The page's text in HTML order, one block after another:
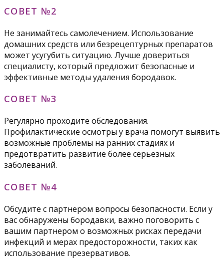
СОВЕТ №2
Не занимайтесь самолечением. Использование
домашних средств или безрецептурных препаратов
может усугубить ситуацию. Лучше довериться
специалисту, который предложит безопасные и
эффективные методы удаления бородавок.
СОВЕТ №3
Регулярно проходите обследования.
Профилактические осмотры у врача помогут выявить
возможные проблемы на ранних стадиях и
предотвратить развитие более серьезных
заболеваний.
СОВЕТ №4
Обсудите с партнером вопросы безопасности. Если у
вас обнаружены бородавки, важно поговорить с
вашим партнером о возможных рисках передачи
инфекций и мерах предосторожности, таких как
использование презервативов.